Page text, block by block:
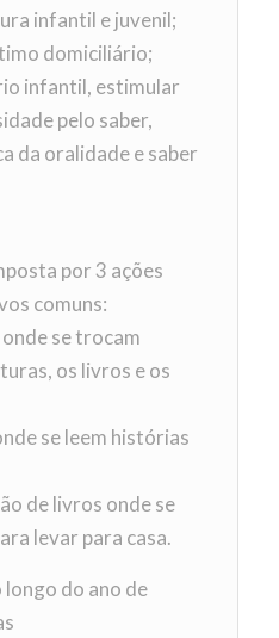
infantil e juvenil;
domiciliário;
infantil, estimular
pelo saber,
da oralidade e saber
por 3 ações
comuns:
se trocam
os livros e os
se leem histórias
de livros onde se
levar para casa.
longo do ano de